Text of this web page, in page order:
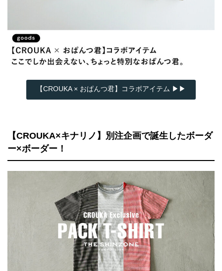
【CROUKA × おぱんつ君】コラボアイテム ▶▶
【CROUKA×キナリノ】別注企画で誕生したボーダ
ー×ボーダー！